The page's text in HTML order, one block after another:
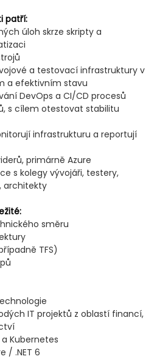
patří:
úloh skrze skripty a
a testovací infrastruktury v
a efektivním stavu
DevOps a CI/CD procesů
s cílem otestovat stabilitu
infrastrukturu a reportují
primárně Azure
s kolegy vývojáři, testery,
architekty
směru
TFS)
IT projektů z oblastí financí,
Kubernetes
/ .NET 6